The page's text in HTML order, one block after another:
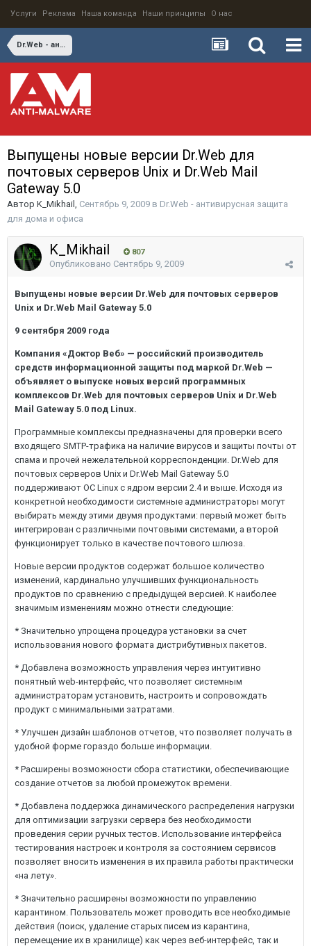
Услуги Реклама Наша команда Наши принципы О нас
Dr.Web - антивирусная защита для дома и офиса
Выпущены новые версии Dr.Web для
почтовых серверов Unix и Dr.Web Mail
Gateway 5.0
Автор K_Mikhail , Сентябрь 9, 2009 в Dr.Web - антивирусная защита
для дома и офиса
K_Mikhail 807
Опубликовано Сентябрь 9, 2009
Выпущены новые версии Dr.Web для почтовых серверов
Unix и Dr.Web Mail Gateway 5.0
9 сентября 2009 года
Компания «Доктор Веб» — российский производитель
средств информационной защиты под маркой Dr.Web —
объявляет о выпуске новых версий программных
комплексов Dr.Web для почтовых серверов Unix и Dr.Web
Mail Gateway 5.0 под Linux.
Программные комплексы предназначены для проверки всего
входящего SMTP-трафика на наличие вирусов и защиты почты от
спама и прочей нежелательной корреспонденции. Dr.Web для
почтовых серверов Unix и Dr.Web Mail Gateway 5.0
поддерживают ОС Linux c ядром версии 2.4 и выше. Исходя из
конкретной необходимости системные администраторы могут
выбирать между этими двумя продуктами: первый может быть
интегрирован с различными почтовыми системами, а второй
функционирует только в качестве почтового шлюза.
Новые версии продуктов cодержат большое количество
изменений, кардинально улучшивших функциональность
продуктов по сравнению с предыдущей версией. К наиболее
значимым изменениям можно отнести следующие:
* Значительно упрощена процедура установки за счет
использования нового формата дистрибутивных пакетов.
* Добавлена возможность управления через интуитивно
понятный web-интерфейс, что позволяет системным
администраторам установить, настроить и сопровождать
продукт с минимальными затратами.
* Улучшен дизайн шаблонов отчетов, что позволяет получать в
удобной форме гораздо больше информации.
* Расширены возможности сбора статистики, обеспечивающие
создание отчетов за любой промежуток времени.
* Добавлена поддержка динамического распределения нагрузки
для оптимизации загрузки сервера без необходимости
проведения серии ручных тестов. Использование интерфейса
тестирования настроек и контроля за состоянием сервисов
позволяет вносить изменения в их правила работы практически
«на лету».
* Значительно расширены возможности по управлению
карантином. Пользователь может проводить все необходимые
действия (поиск, удаление старых писем из карантина,
перемещение их в хранилище) как через веб-интерфейс, так и